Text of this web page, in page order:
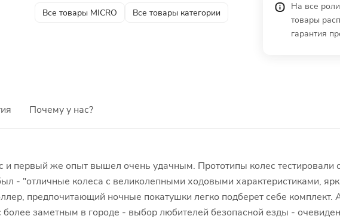
Все товары MICRO Все товары категории
На все
товары
гарантия
Почему у нас?
первый же опыт вышел очень удачным. Прототипы колес тестировали
- "отличные колеса с великолепными ходовыми характеристиками,
предпочитающий ночные покатушки легко подберет себе комплект.
заметным в городе - выбор любителей безопасной езды -